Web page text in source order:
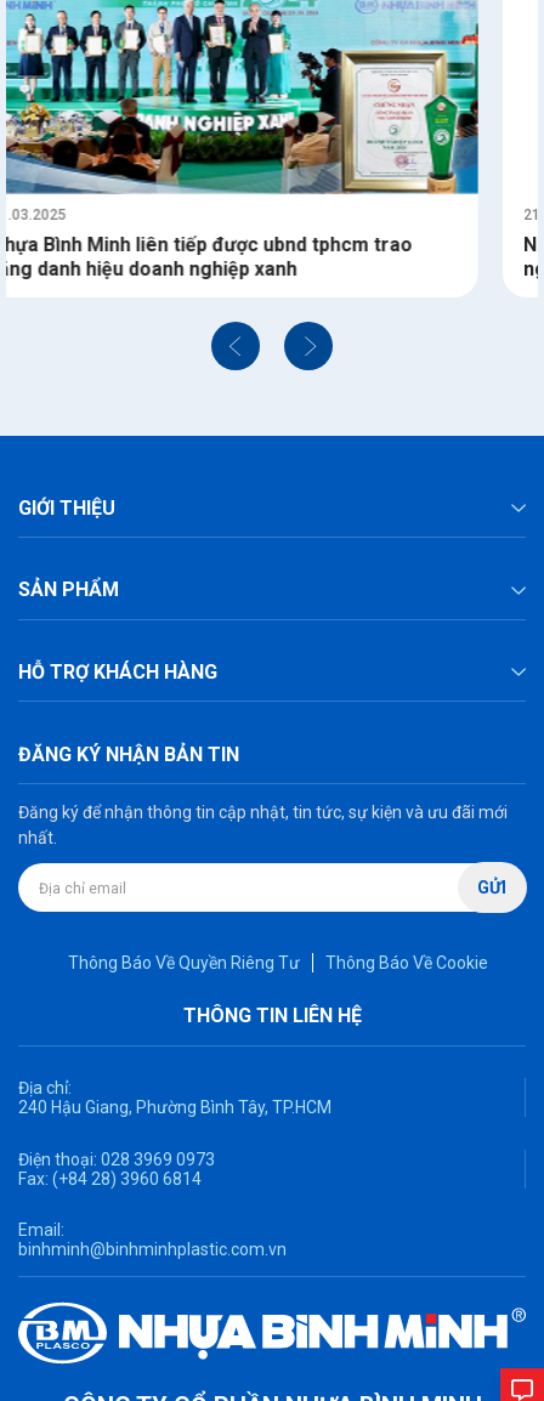
Nhựa Bình Minh triển khai chương trình 'thương
nguồn nước, yêu tương lai'
GIỚI THIỆU
SẢN PHẨM
HỖ TRỢ KHÁCH HÀNG
ĐĂNG KÝ NHẬN BẢN TIN
Đăng ký để nhận thông tin cập nhật, tin tức, sự kiện và ưu đãi mới
nhất.
GỬI
THÔNG TIN LIÊN HỆ
Thông Báo Về Quyền Riêng Tư Thông Báo Về Cookie
Địa chỉ:
240 Hậu Giang, Phường Bình Tây, TP.HCM
Điện thoại: 028 3969 0973
Fax: (+84 28) 3960 6814
Email:
binhminh@binhminhplastic.com.vn